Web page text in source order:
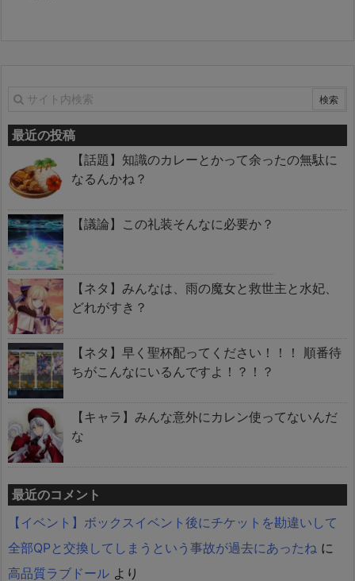
最近の投稿
【話題】知識のカレーとかって余ったの無駄に
なるんかね？
【議論】この礼装そんなに必要か？
【ネタ】みんなは、雨の魔女と救世主と水妃、
どれがすき？
【ネタ】早く聖杯配ってください！！！ 順番待
ちがこんなにいるんですよ！？！？
【キャラ】みんな意外にカレン使ってないんだ
な
最近のコメント
【イベント】ボックスイベント後にチケットを勘違いして
全部QPと交換してしまうという事故が過去にあったね に
高品質ラブドール より